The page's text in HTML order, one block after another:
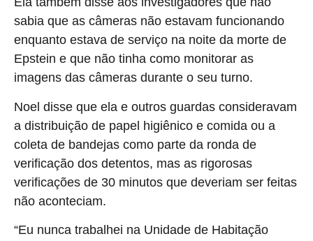
sabia que as câmeras não estavam funcionando
enquanto estava de serviço na noite da morte de
Epstein e que não tinha como monitorar as
imagens das câmeras durante o seu turno.
Noel disse que ela e outros guardas consideravam
a distribuição de papel higiênico e comida ou a
coleta de bandejas como parte da ronda de
verificação dos detentos, mas as rigorosas
verificações de 30 minutos que deveriam ser feitas
não aconteciam.
“Eu nunca trabalhei na Unidade de Habitação